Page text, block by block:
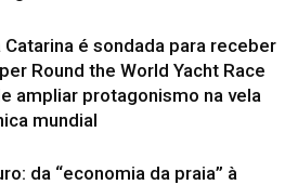
Catarina é sondada para receber
Round the World Yacht Race
ampliar protagonismo na vela
mundial
da “economia da praia” à